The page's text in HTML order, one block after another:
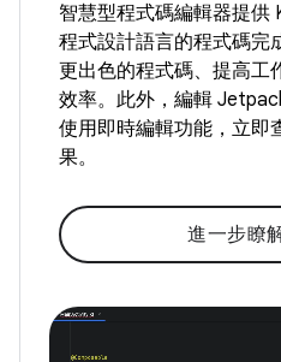
智慧型程式碼編輯器提供
程式設計語言的程式碼完
更出色的程式碼、提高工
效率。此外，編輯
使用即時編輯功能，立即
果。
進一步瞭